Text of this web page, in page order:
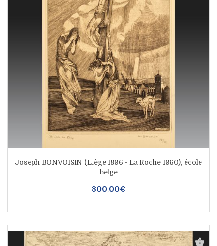
Joseph BONVOISIN (Liège 1896 - La Roche 1960), école
belge
300,00€